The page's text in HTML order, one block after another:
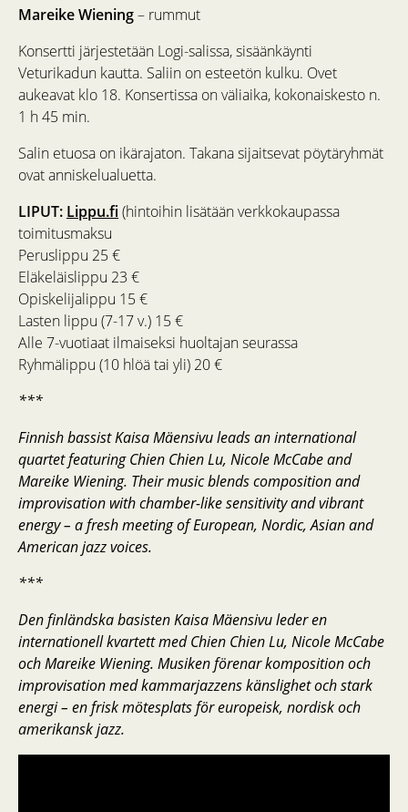
Mareike Wiening– rummut
Konsertti järjestetään Logi-salissa, sisäänkäynti
Veturikadun kautta. Saliin on esteetön kulku. Ovet
aukeavat klo 18. Konsertissa on väliaika, kokonaiskesto n.
1 h 45 min.
Salin etuosa on ikärajaton. Takana sijaitsevat pöytäryhmät
ovat anniskelualuetta.
LIPUT: Lippu.fi (hintoihin lisätään verkkokaupassa
toimitusmaksu
Peruslippu 25 €
Eläkeläislippu 23 €
Opiskelijalippu 15 €
Lasten lippu (7-17 v.) 15 €
Alle 7-vuotiaat ilmaiseksi huoltajan seurassa
Ryhmälippu (10 hlöä tai yli) 20 €
***
Finnish bassist Kaisa Mäensivu leads an international
quartet featuring Chien Chien Lu, Nicole McCabe and
Mareike Wiening. Their music blends composition and
improvisation with chamber-like sensitivity and vibrant
energy – a fresh meeting of European, Nordic, Asian and
American jazz voices.
***
Den finländska basisten Kaisa Mäensivu leder en
internationell kvartett med Chien Chien Lu, Nicole McCabe
och Mareike Wiening. Musiken förenar komposition och
improvisation med kammarjazzens känslighet och stark
energi – en frisk mötesplats för europeisk, nordisk och
amerikansk jazz.